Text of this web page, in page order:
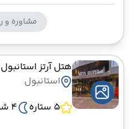
مشاوره و
هتل آرتز استانبول
استانبول
5 ستاره
4 شب